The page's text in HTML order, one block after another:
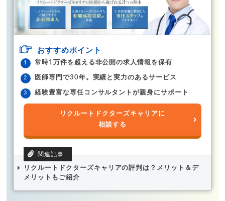
おすすめポイント
常時1万件を超える非公開の求人情報を保有
医師専門で30年。実績と実力のあるサービス
経験豊富な専任コンサルタントが親身にサポート
リクルートドクターズキャリアに
相談する
リクルートドクターズキャリアの評判は？メリット＆デ
メリットもご紹介